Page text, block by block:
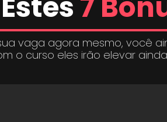
vaga agora mesmo, você
o curso eles irão elevar